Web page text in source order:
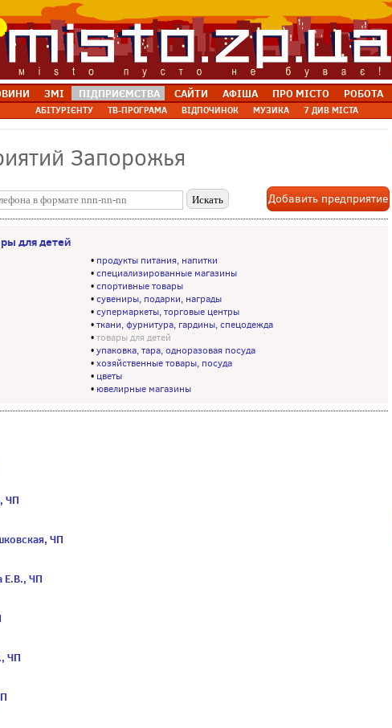
ЗМІ ПІДПРИЄМСТВА САЙТИ АФІША ПРО МІСТО РОБОТА
АБІТУРІЄНТУ ТВ-ПРОГРАМА ВІДПОЧИНОК МУЗИКА 7 ДИВ МІСТА
Запорожья
Добавить предприятие
для детей
• продукты питания, напитки
•специализированные магазины
•спортивные товары
•сувениры, подарки, награды
•супермаркеты, торговые центры
•ткани, фурнитура, гардины, спецодежда
•товары для детей
•упаковка, тара, одноразовая посуда
•хозяйственные товары, посуда
• цветы
• ювелирные магазины
ЧП
ЧП
Е.В., ЧП
ЧП